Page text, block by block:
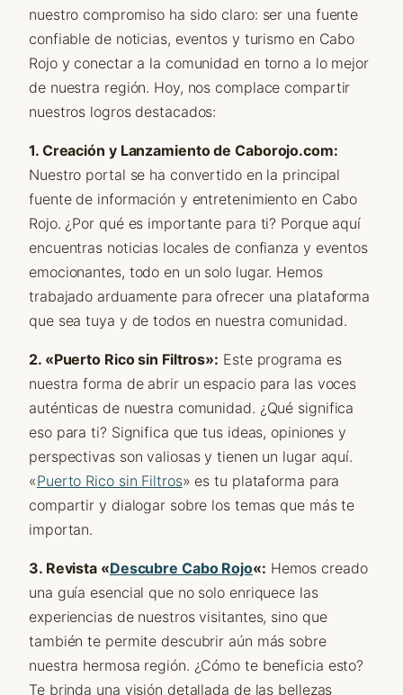
nuestro compromiso ha sido claro: ser una fuente
confiable de noticias, eventos y turismo en Cabo
Rojo y conectar a la comunidad en torno a lo mejor
de nuestra región. Hoy, nos complace compartir
nuestros logros destacados:
1. Creación y Lanzamiento de Caborojo.com:
Nuestro portal se ha convertido en la principal
fuente de información y entretenimiento en Cabo
Rojo. ¿Por qué es importante para ti? Porque aquí
encuentras noticias locales de confianza y eventos
emocionantes, todo en un solo lugar. Hemos
trabajado arduamente para ofrecer una plataforma
que sea tuya y de todos en nuestra comunidad.
2. «Puerto Rico sin Filtros»: Este programa es
nuestra forma de abrir un espacio para las voces
auténticas de nuestra comunidad. ¿Qué significa
eso para ti? Significa que tus ideas, opiniones y
perspectivas son valiosas y tienen un lugar aquí.
«Puerto Rico sin Filtros» es tu plataforma para
compartir y dialogar sobre los temas que más te
importan.
3. Revista «Descubre Cabo Rojo«: Hemos creado
una guía esencial que no solo enriquece las
experiencias de nuestros visitantes, sino que
también te permite descubrir aún más sobre
nuestra hermosa región. ¿Cómo te beneficia esto?
Te brinda una visión detallada de las bellezas